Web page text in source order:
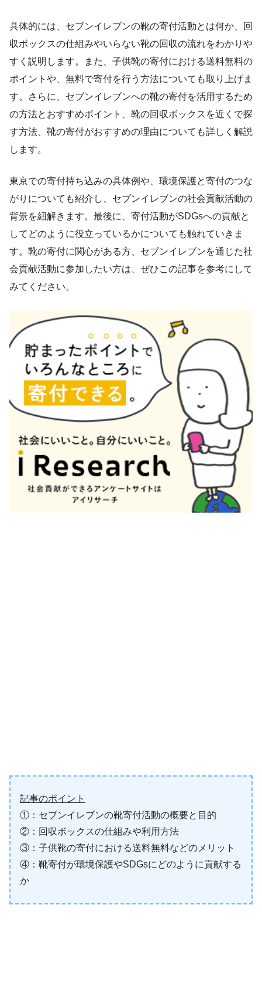
具体的には、セブンイレブンの靴の寄付活動とは何か、回
収ボックスの仕組みやいらない靴の回収の流れをわかりや
すく説明します。また、子供靴の寄付における送料無料の
ポイントや、無料で寄付を行う方法についても取り上げま
す。さらに、セブンイレブンへの靴の寄付を活用するため
の方法とおすすめポイント、靴の回収ボックスを近くで探
す方法、靴の寄付がおすすめの理由についても詳しく解説
します。
東京での寄付持ち込みの具体例や、環境保護と寄付のつな
がりについても紹介し、セブンイレブンの社会貢献活動の
背景を紐解きます。最後に、寄付活動がSDGsへの貢献と
してどのように役立っているかについても触れていきま
す。靴の寄付に関心がある方、セブンイレブンを通じた社
会貢献活動に参加したい方は、ぜひこの記事を参考にして
みてください。
記事のポイント
①：セブンイレブンの靴寄付活動の概要と目的
②：回収ボックスの仕組みや利用方法
③：子供靴の寄付における送料無料などのメリット
④：靴寄付が環境保護やSDGsにどのように貢献する
か